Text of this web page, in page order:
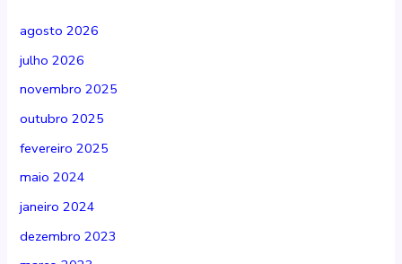
agosto 2026
julho 2026
novembro 2025
outubro 2025
fevereiro 2025
maio 2024
janeiro 2024
dezembro 2023